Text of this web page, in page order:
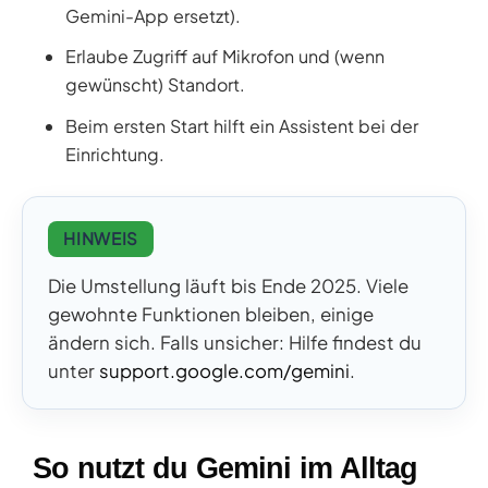
Gemini-App ersetzt).
Erlaube Zugriff auf Mikrofon und (wenn
gewünscht) Standort.
Beim ersten Start hilft ein Assistent bei der
Einrichtung.
HINWEIS
Die Umstellung läuft bis Ende 2025. Viele
gewohnte Funktionen bleiben, einige
ändern sich. Falls unsicher: Hilfe findest du
unter support.google.com/gemini.
So nutzt du Gemini im Alltag